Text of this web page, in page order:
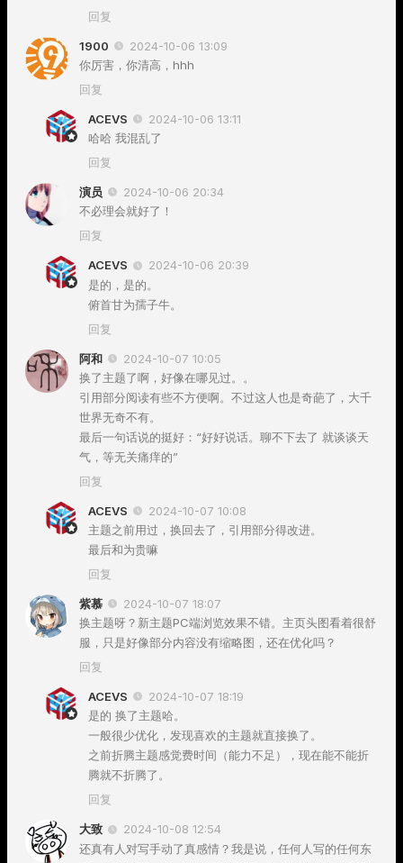
回复
1900
2024-10-06 13:09
你厉害，你清高，hhh
回复
ACEVS
2024-10-06 13:11
哈哈 我混乱了
回复
演员
2024-10-06 20:34
不必理会就好了！
回复
ACEVS
2024-10-06 20:39
是的，是的。
俯首甘为孺子牛。
回复
阿和
2024-10-07 10:05
换了主题了啊，好像在哪见过。。
引用部分阅读有些不方便啊。不过这人也是奇葩了，大千
世界无奇不有。
最后一句话说的挺好：“好好说话。聊不下去了 就谈谈天
气，等无关痛痒的”
回复
ACEVS
2024-10-07 10:08
主题之前用过，换回去了，引用部分得改进。
最后和为贵嘛
回复
紫慕
2024-10-07 18:07
换主题呀？新主题PC端浏览效果不错。主页头图看着很舒
服，只是好像部分内容没有缩略图，还在优化吗？
回复
ACEVS
2024-10-07 18:19
是的 换了主题哈。
一般很少优化，发现喜欢的主题就直接换了。
之前折腾主题感觉费时间（能力不足），现在能不能折
腾就不折腾了。
回复
大致
2024-10-08 12:54
还真有人对写手动了真感情？我是说，任何人写的任何东